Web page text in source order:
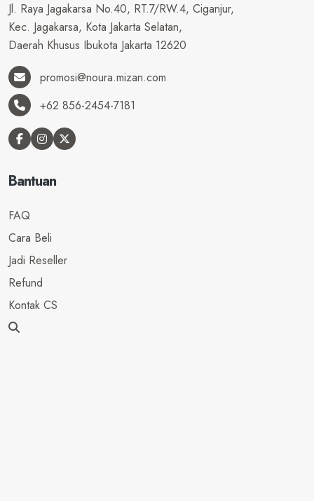
Jl. Raya Jagakarsa No.40, RT.7/RW.4, Ciganjur,
Kec. Jagakarsa, Kota Jakarta Selatan,
Daerah Khusus Ibukota Jakarta 12620
promosi@noura.mizan.com
+62 856-2454-7181
Bantuan
FAQ
Cara Beli
Jadi Reseller
Refund
Kontak CS